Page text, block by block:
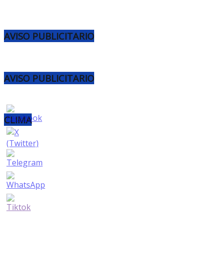
AVISO PUBLICITARIO
AVISO PUBLICITARIO
CLIMA